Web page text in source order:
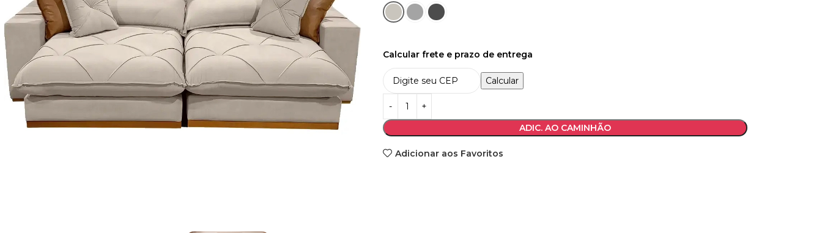
Calcular frete e prazo de entrega
Calcular
ADIC. AO CAMINHÃO
Adicionar aos Favoritos